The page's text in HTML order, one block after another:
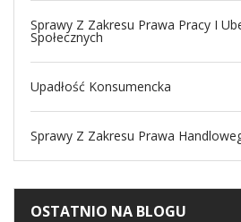
Sprawy Z Zakresu Prawa Pracy I
Społecznych
Upadłość Konsumencka
Sprawy Z Zakresu Prawa
OSTATNIO NA BLOGU